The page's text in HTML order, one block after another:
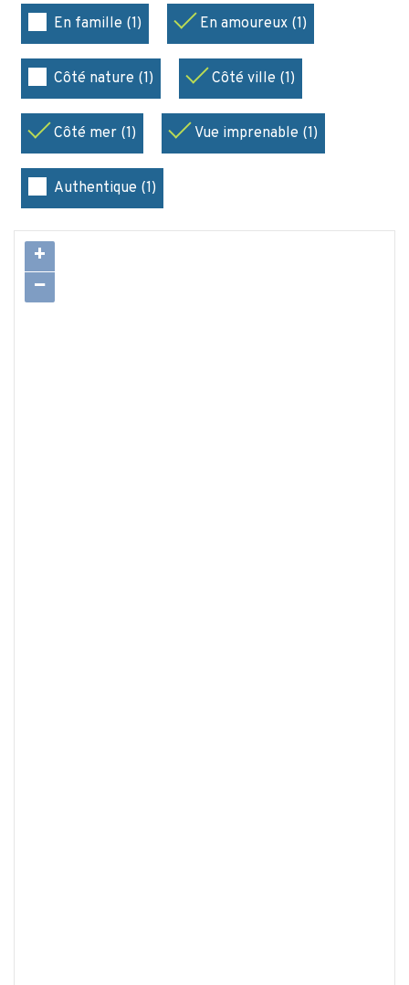
En famille (1) En amoureux (1)
Côté nature (1) Côté ville (1)
Côté mer (1) Vue imprenable (1)
Authentique (1)
+
−